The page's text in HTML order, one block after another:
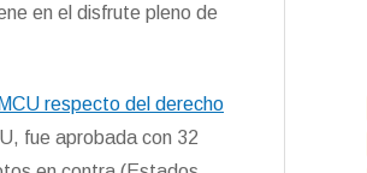
en el disfrute pleno de
respecto del derecho
fue aprobada con 32